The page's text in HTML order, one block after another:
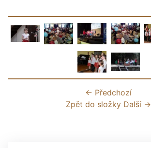
← Předchozí
Zpět do složky Další →